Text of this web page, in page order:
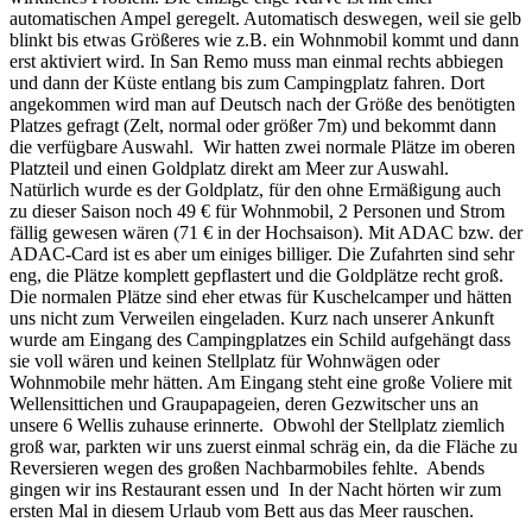
automatischen Ampel geregelt. Automatisch deswegen, weil sie gelb
blinkt bis etwas Größeres wie z.B. ein Wohnmobil kommt und dann
erst aktiviert wird. In San Remo muss man einmal rechts abbiegen
und dann der Küste entlang bis zum Campingplatz fahren. Dort
angekommen wird man auf Deutsch nach der Größe des benötigten
Platzes gefragt (Zelt, normal oder größer 7m) und bekommt dann
die verfügbare Auswahl. Wir hatten zwei normale Plätze im oberen
Platzteil und einen Goldplatz direkt am Meer zur Auswahl.
Natürlich wurde es der Goldplatz, für den ohne Ermäßigung auch
zu dieser Saison noch 49 € für Wohnmobil, 2 Personen und Strom
fällig gewesen wären (71 € in der Hochsaison). Mit ADAC bzw. der
ADAC-Card ist es aber um einiges billiger. Die Zufahrten sind sehr
eng, die Plätze komplett gepflastert und die Goldplätze recht groß.
Die normalen Plätze sind eher etwas für Kuschelcamper und hätten
uns nicht zum Verweilen eingeladen. Kurz nach unserer Ankunft
wurde am Eingang des Campingplatzes ein Schild aufgehängt dass
sie voll wären und keinen Stellplatz für Wohnwägen oder
Wohnmobile mehr hätten. Am Eingang steht eine große Voliere mit
Wellensittichen und Graupapageien, deren Gezwitscher uns an
unsere 6 Wellis zuhause erinnerte. Obwohl der Stellplatz ziemlich
groß war, parkten wir uns zuerst einmal schräg ein, da die Fläche zu
Reversieren wegen des großen Nachbarmobiles fehlte. Abends
gingen wir ins Restaurant essen und In der Nacht hörten wir zum
ersten Mal in diesem Urlaub vom Bett aus das Meer rauschen.